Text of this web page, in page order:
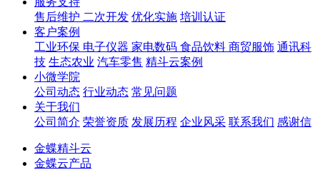
售后维护 二次开发 优化实施 培训认证
客户案例
工业环保 电子仪器 家电数码 食品饮料 商贸服饰 通讯科
技 生态农业 汽车零售 精斗云案例
小微学院
公司动态 行业动态 常见问题
关于我们
公司简介 荣誉资质 发展历程 企业风采 联系我们 感谢信
金蝶精斗云
金蝶云产品